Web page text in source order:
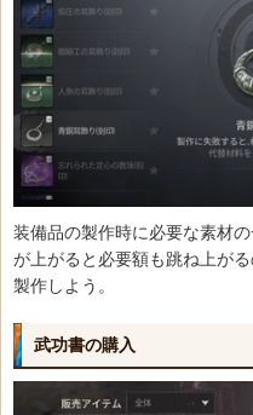
装備品の製作時に必要な素材
が上がると必要額も跳ね上が
製作しよう。
武功書の購入